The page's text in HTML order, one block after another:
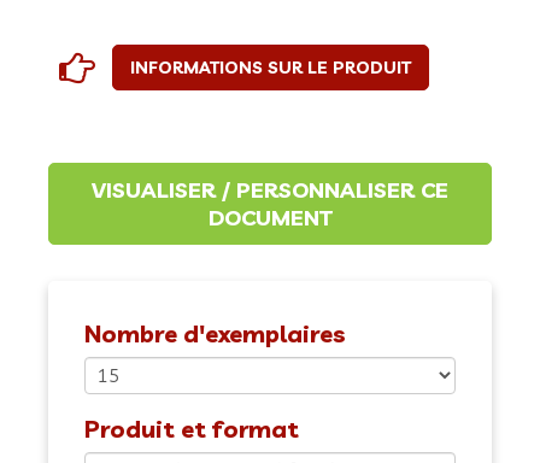
INFORMATIONS SUR LE PRODUIT
Nombre d'exemplaires
Produit et format